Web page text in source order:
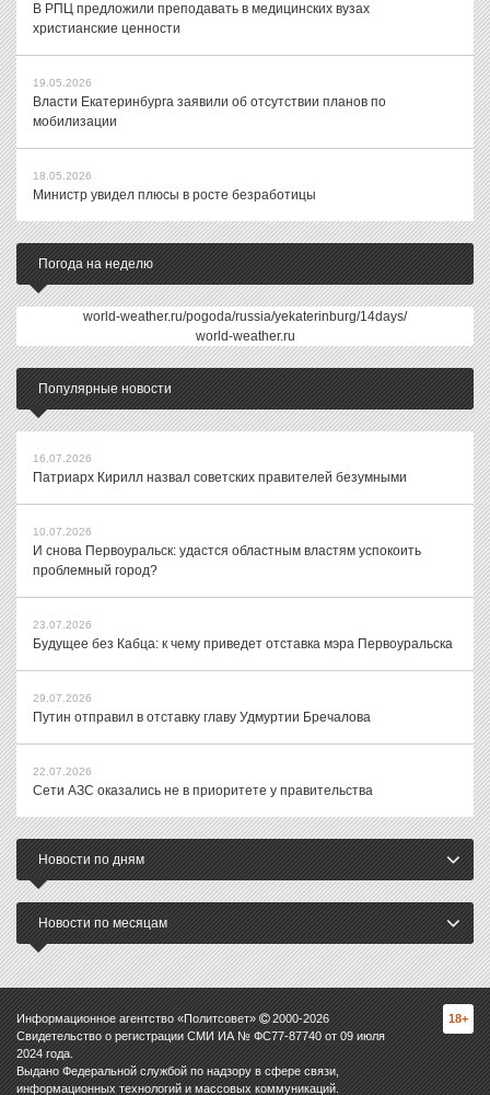
В РПЦ предложили преподавать в медицинских вузах
христианские ценности
19.05.2026
Власти Екатеринбурга заявили об отсутствии планов по
мобилизации
18.05.2026
Министр увидел плюсы в росте безработицы
Погода на неделю
world-weather.ru/pogoda/russia/yekaterinburg/14days/
world-weather.ru
Популярные новости
16.07.2026
Патриарх Кирилл назвал советских правителей безумными
10.07.2026
И снова Первоуральск: удастся областным властям успокоить
проблемный город?
23.07.2026
Будущее без Кабца: к чему приведет отставка мэра Первоуральска
29.07.2026
Путин отправил в отставку главу Удмуртии Бречалова
22.07.2026
Сети АЗС оказались не в приоритете у правительства
Новости по дням
Новости по месяцам
Информационное агентство «Политсовет» 2000-2026
Свидетельство о регистрации СМИ ИА № ФС77-87740 от 09 июля
2024 года.
Выдано Федеральной службой по надзору в сфере связи,
информационных технологий и массовых коммуникаций.
18+